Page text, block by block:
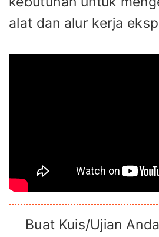
alat dan alur kerja
Buat Kuis/Ujian